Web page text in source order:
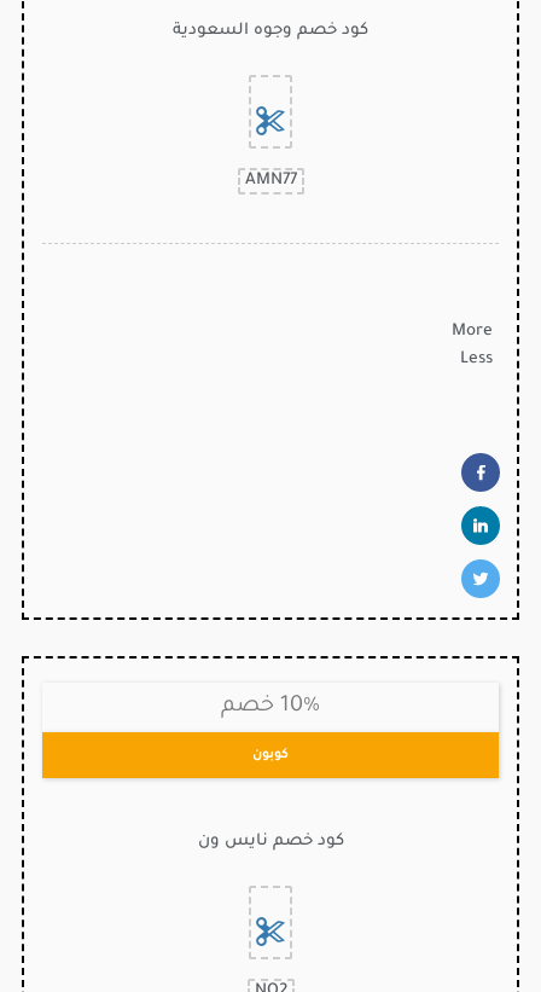
كود خصم وجوه السعودية
AMN77
More
Less
10% خصم
كوبون
كود خصم نايس ون